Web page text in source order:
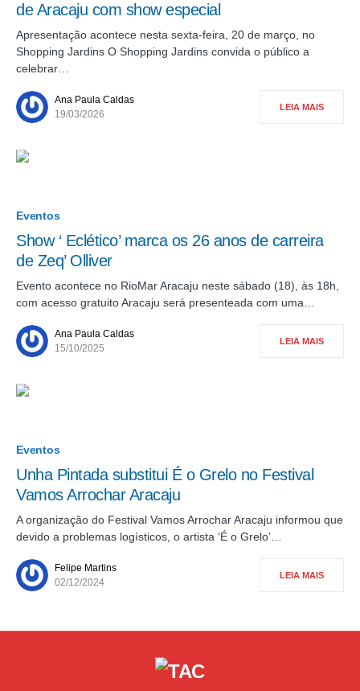
de Aracaju com show especial
Apresentação acontece nesta sexta-feira, 20 de março, no
Shopping Jardins O Shopping Jardins convida o público a
celebrar…
Ana Paula Caldas
19/03/2026
LEIA MAIS
Eventos
Show ‘ Eclético’ marca os 26 anos de carreira
de Zeq’ Olliver
Evento acontece no RioMar Aracaju neste sábado (18), às 18h,
com acesso gratuito Aracaju será presenteada com uma…
Ana Paula Caldas
15/10/2025
LEIA MAIS
Eventos
Unha Pintada substitui É o Grelo no Festival
Vamos Arrochar Aracaju
A organização do Festival Vamos Arrochar Aracaju informou que
devido a problemas logísticos, o artista ‘É o Grelo’…
Felipe Martins
02/12/2024
LEIA MAIS